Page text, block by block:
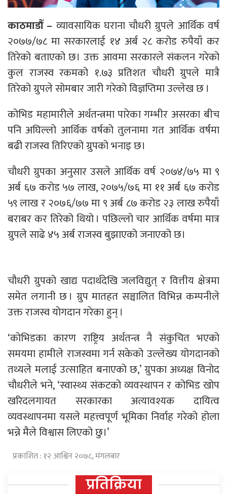
काठमाडौँ – व्यावसायिक घराना चौधरी ग्रुपले आर्थिक वर्ष
२०७७/७८ मा सरकारलाई १४ अर्ब २८ करोड रुपैयाँ कर
तिरेको बताएको छ। उक्त आवमा सरकारले संकलन गरेको
कुल राजस्व रकमको १.७३ प्रतिशत चौधरी ग्रुपले मात्रै
तिरेको ग्रुपले सोमबार जारी गरेको विज्ञप्तिमा उल्लेख छ ।
कोभिड महामारीले अर्थतन्त्रमा पारेका गम्भीर असरका बीच
पनि अघिल्लो आर्थिक वर्षको तुलनामा गत आर्थिक वर्षमा
बढी राजस्व तिरिएको ग्रुपको भनाइ छ।
चौधरी ग्रुपका अनुसार उसले आर्थिक वर्ष २०७४/७५ मा ९
अर्ब ६७ करोड ५७ लाख, २०७५/७६ मा ११ अर्ब ६७ करोड
५९ लाख र २०७६/७७ मा ९ अर्ब ८७ करोड २३ लाख रुपैयाँ
बराबर कर तिरेको थियो । पछिल्लो चार आर्थिक वर्षमा मात्र
ग्रुपले साढे ४५ अर्ब राजस्व बुझाएको जनाएको छ।
चौधरी ग्रुपको खाद्य पदार्थदेखि जलविद्युत् र वित्तीय क्षेत्रमा
समेत लगानी छ । ग्रुप मातहत सञ्चालित विभिन्न कम्पनीले
उक्त राजस्व योगदान गरेका हुन् ।
‘कोभिडका कारण राष्ट्रिय अर्थतन्त्र नै संकुचित भएको
समयमा हामीले राजस्वमा गर्न सकेको उल्लेख्य योगदानको
तथ्यले मलाई उत्साहित बनाएको छ,’ ग्रुपका अध्यक्ष विनोद
चौधरीले भने, ‘स्वास्थ्य संकटको व्यवस्थापन र कोभिड खोप
खरिदलगायत सरकारका अत्यावश्यक दायित्व
व्यवस्थापनमा यसले महत्त्वपूर्ण भूमिका निर्वाह गरेको होला
भन्ने मैले विश्वास लिएको छु।’
प्रकाशित : १२ आश्विन २०७८, मंगलबार
प्रतिक्रिया